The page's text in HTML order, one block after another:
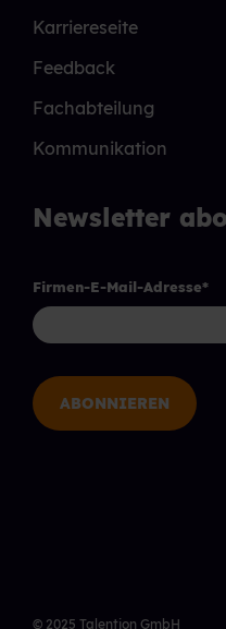
Karriereseite
Feedback
Fachabteilung
Kommunikation
Newsletter
Firmen-E-Mail-Adresse*
© 2025 Talention GmbH